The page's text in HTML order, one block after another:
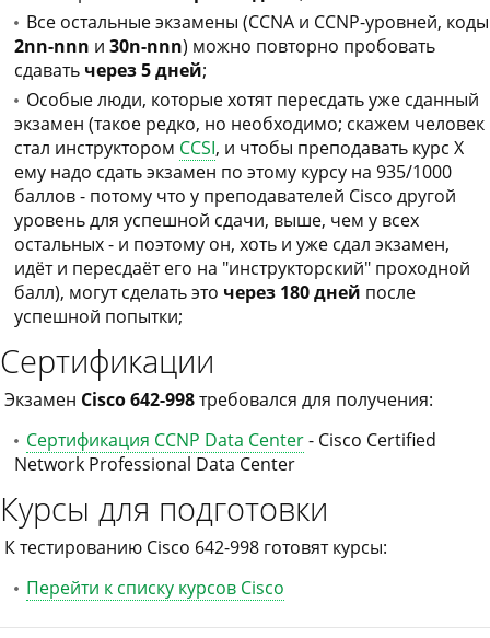
Все остальные экзамены (CCNA и CCNP-уровней, коды
2nn-nnn и 30n-nnn) можно повторно пробовать
сдавать через 5 дней;
Особые люди, которые хотят пересдать уже сданный
экзамен (такое редко, но необходимо; скажем человек
стал инструктором CCSI, и чтобы преподавать курс X
ему надо сдать экзамен по этому курсу на 935/1000
баллов - потому что у преподавателей Cisco другой
уровень для успешной сдачи, выше, чем у всех
остальных - и поэтому он, хоть и уже сдал экзамен,
идёт и пересдаёт его на "инструкторский" проходной
балл), могут сделать это через 180 дней после
успешной попытки;
Сертификации
Экзамен Cisco 642-998требовался для получения:
Сертификация CCNP Data Center- Cisco Certified
Network Professional Data Center
Курсы для подготовки
К тестированию Cisco 642-998 готовят курсы:
Перейти к списку курсов Cisco